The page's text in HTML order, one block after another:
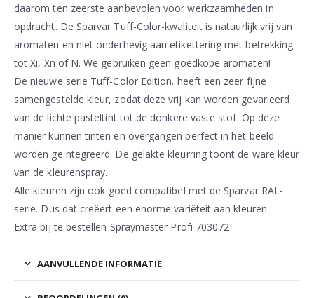
daarom ten zeerste aanbevolen voor werkzaamheden in
opdracht. De Sparvar Tuff-Color-kwaliteit is natuurlijk vrij van
aromaten en niet onderhevig aan etikettering met betrekking
tot Xi, Xn of N. We gebruiken geen goedkope aromaten!
De nieuwe serie Tuff-Color Edition. heeft een zeer fijne
samengestelde kleur, zodat deze vrij kan worden gevarieerd
van de lichte pasteltint tot de donkere vaste stof. Op deze
manier kunnen tinten en overgangen perfect in het beeld
worden geïntegreerd. De gelakte kleurring toont de ware kleur
van de kleurenspray.
Alle kleuren zijn ook goed compatibel met de Sparvar RAL-
serie. Dus dat creëert een enorme variëteit aan kleuren.
Extra bij te bestellen Spraymaster Profi 703072
AANVULLENDE INFORMATIE